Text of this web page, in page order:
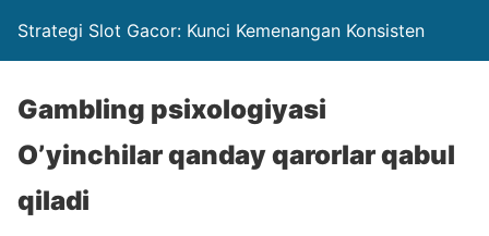
Strategi Slot Gacor: Kunci Kemenangan Konsisten
Gambling psixologiyasi
O’yinchilar qanday qarorlar qabul
qiladi